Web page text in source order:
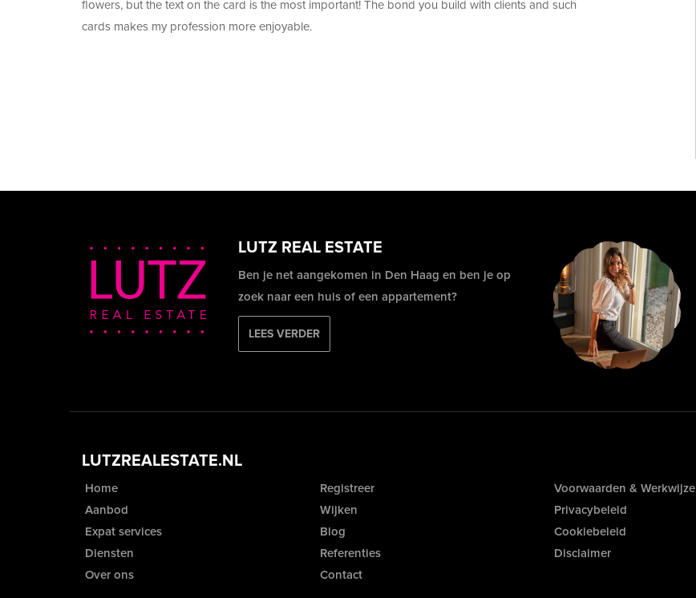
flowers, but the text on the card is the most important! The bond you build with clients and such
cards makes my profession more enjoyable.
LUTZ REAL ESTATE
Ben je net aangekomen in Den Haag en ben je op
zoek naar een huis of een appartement?
LEES VERDER
LUTZREALESTATE.NL
Home
Aanbod
Expat services
Diensten
Over ons
Registreer
Wijken
Blog
Referenties
Contact
Voorwaarden & Werkwijze
Privacybeleid
Cookiebeleid
Disclaimer